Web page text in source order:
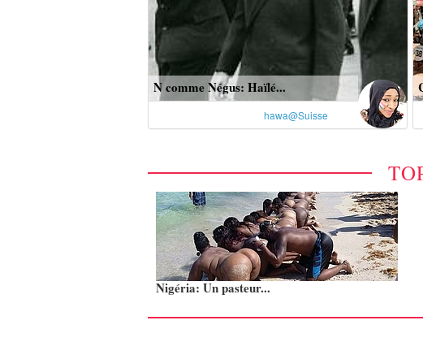
N comme Négus: Haïlé...
hawa@Suisse
Nigéria: Un pasteur...